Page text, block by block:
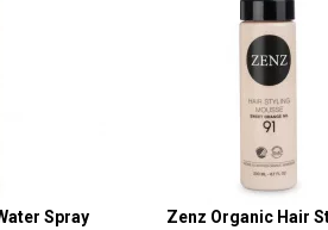
Spray
Zenz Organic Hair